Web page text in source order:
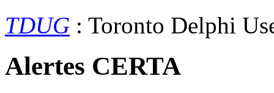
TDUG : Toronto Delphi
Alertes CERTA